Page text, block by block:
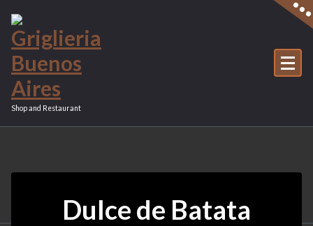
contenuto
Shop and Restaurant
Dulce de Batata